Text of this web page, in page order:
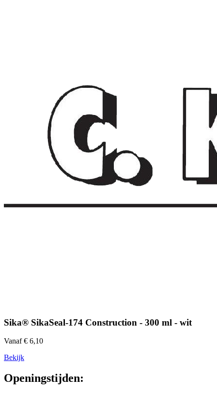
Sika® SikaSeal-174 Construction - 300 ml - wit
Vanaf € 6,10
Bekijk
Openingstijden: